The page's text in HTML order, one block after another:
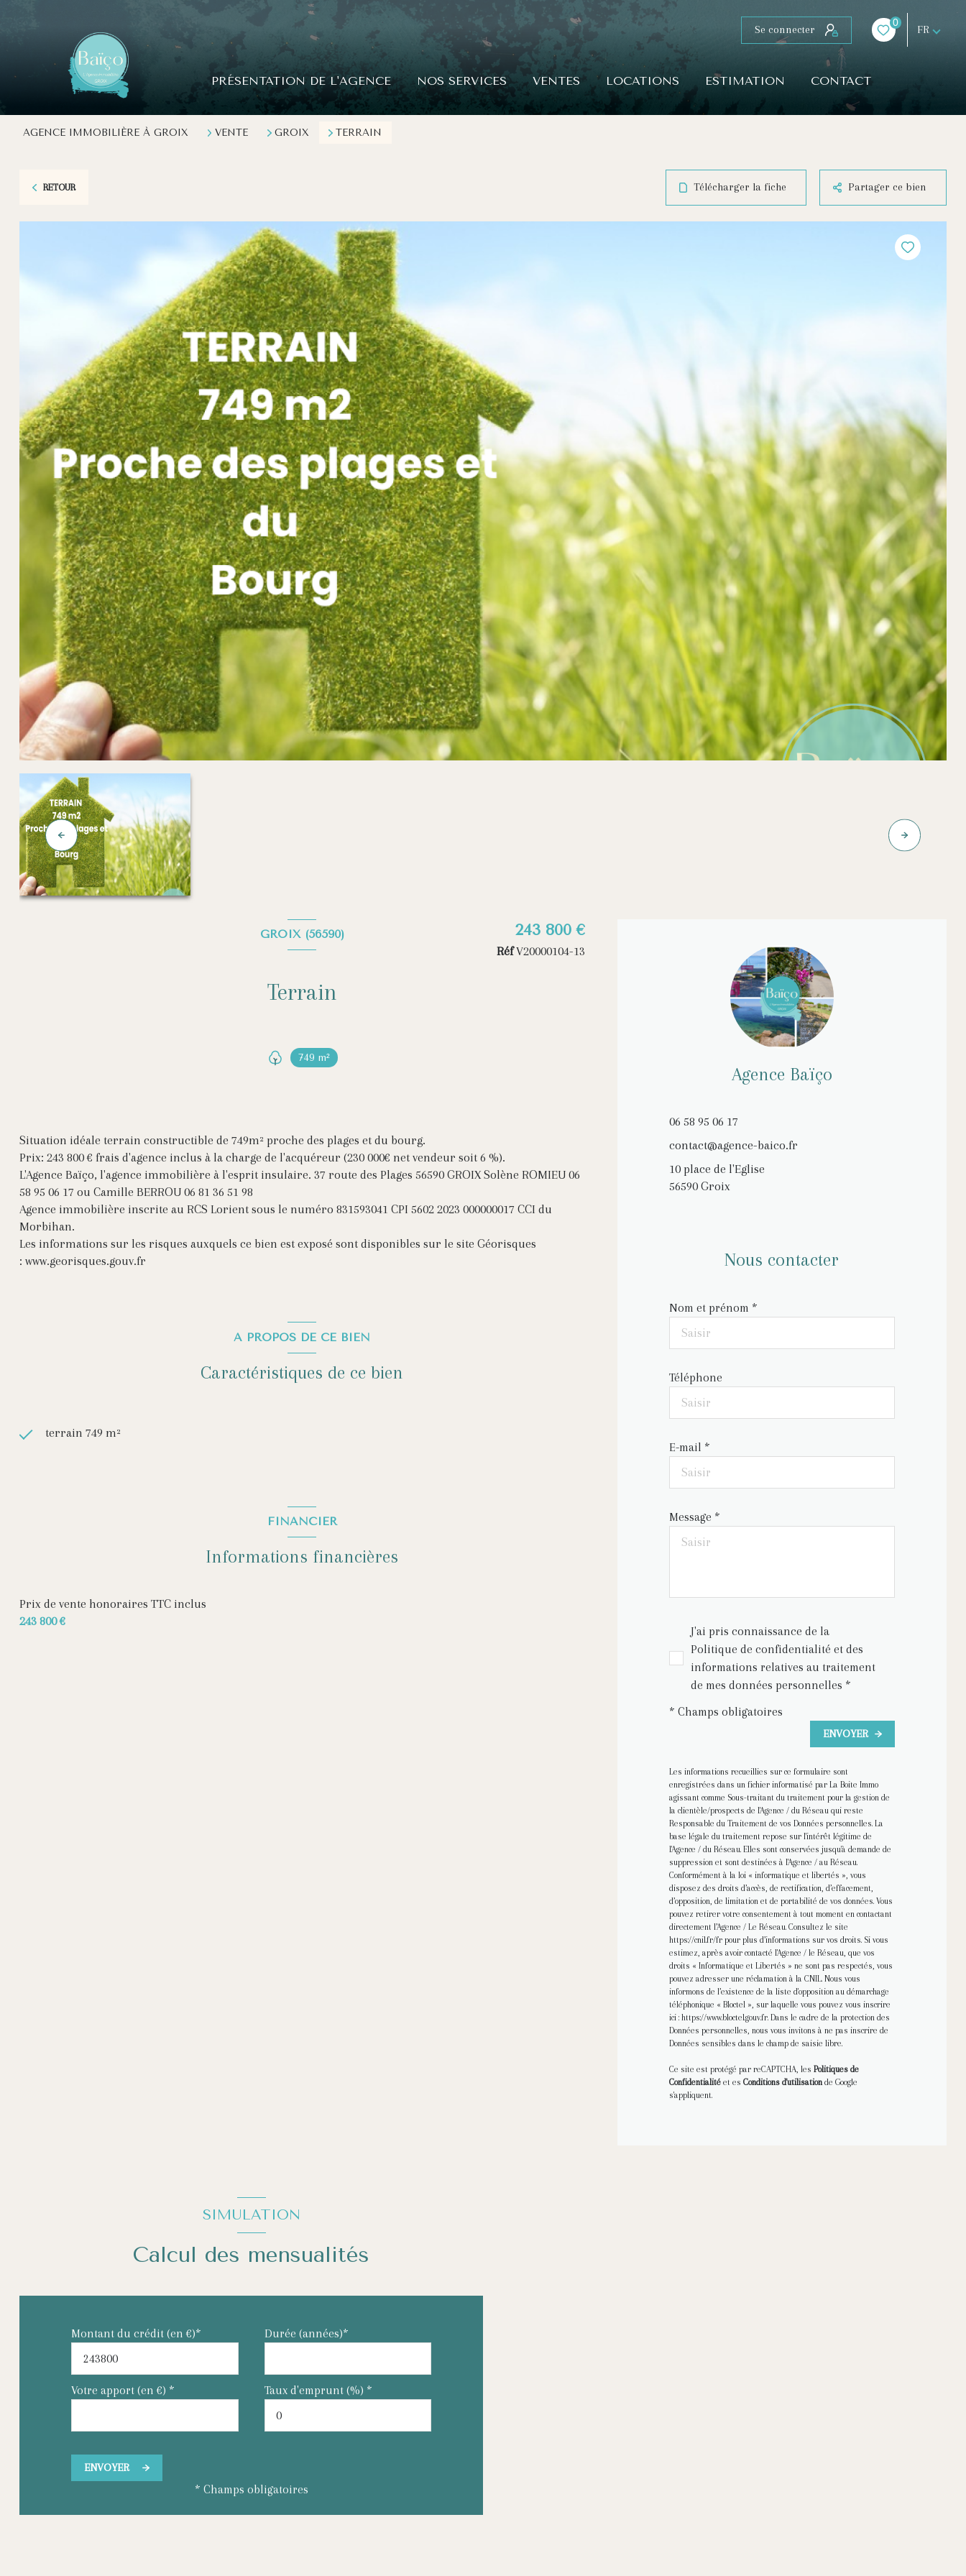
Se connecter
0
FR
PRÉSENTATION DE L'AGENCE NOS SERVICES VENTES LOCATIONS ESTIMATION CONTACT
AGENCE IMMOBILIÈRE À GROIX VENTE GROIX TERRAIN
RETOUR Télécharger la fiche Partager ce bien
GROIX (56590)
Terrain
749 m²
243 800 €
RéfV20000104-13
Situation idéale terrain constructible de 749m² proche des plages et du bourg.
Prix: 243 800 € frais d'agence inclus à la charge de l'acquéreur (230 000€ net vendeur soit 6 %).
L'Agence Baïço, l'agence immobilière à l'esprit insulaire. 37 route des Plages 56590 GROIX Solène ROMIEU 06
58 95 06 17 ou Camille BERROU 06 81 36 51 98
Agence immobilière inscrite au RCS Lorient sous le numéro 831593041 CPI 5602 2023 000000017 CCI du
Morbihan.
Les informations sur les risques auxquels ce bien est exposé sont disponibles sur le site Géorisques
: www.georisques.gouv.fr
A PROPOS DE CE BIEN
Caractéristiques de ce bien
terrain 749 m²
FINANCIER
Informations financières
Prix de vente honoraires TTC inclus
243 800 €
Agence Baïço
06 58 95 06 17
contact@agence-baico.fr
10 place de l'Eglise
56590 Groix
Nous contacter
Nom et prénom *
Téléphone
E-mail *
Message *
J'ai pris connaissance de la
Politique de confidentialité et des
informations relatives au traitement
de mes données personnelles *
* Champs obligatoires
ENVOYER
Les informations recueillies sur ce formulaire sont
enregistrées dans un fichier informatisé par La Boite Immo
agissant comme Sous-traitant du traitement pour la gestion de
la clientèle/prospects de l'Agence / du Réseau qui reste
Responsable du Traitement de vos Données personnelles. La
base légale du traitement repose sur l'intérêt légitime de
l'Agence / du Réseau. Elles sont conservées jusqu'à demande de
suppression et sont destinées à l'Agence / au Réseau.
Conformément à la loi « informatique et libertés », vous
disposez des droits d’accès, de rectification, d’effacement,
d’opposition, de limitation et de portabilité de vos données. Vous
pouvez retirer votre consentement à tout moment en contactant
directement l’Agence / Le Réseau. Consultez le site
https://cnil.fr/frpour plus d’informations sur vos droits. Si vous
estimez, après avoir contacté l'Agence / le Réseau, que vos
droits « Informatique et Libertés » ne sont pas respectés, vous
pouvez adresser une réclamation à la CNIL. Nous vous
informons de l’existence de la liste d'opposition au démarchage
téléphonique « Bloctel », sur laquelle vous pouvez vous inscrire
ici : https://www.bloctel.gouv.fr. Dans le cadre de la protection des
Données personnelles, nous vous invitons à ne pas inscrire de
Données sensibles dans le champ de saisie libre.
Ce site est protégé par reCAPTCHA, les Politiques de
Confidentialitéet es Conditions d'utilisationde Google
s'appliquent.
SIMULATION
Calcul des mensualités
Montant du crédit (en €)* Durée (années)*
Votre apport (en €) * Taux d'emprunt (%) *
ENVOYER
* Champs obligatoires